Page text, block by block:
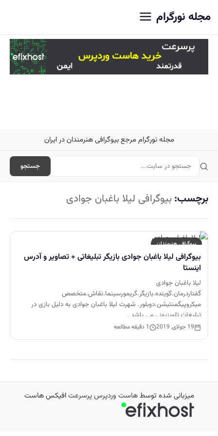
مجله نورگرام
مجله نورگرام مرجع بیوگرافی هنرمندان در ایران
جستجو
برچسب: بیوگرافی لیلا باغبان جوادی
بیوگرافی هنرمندان
بیوگرافی لیلا باغبان جوادی بازیگر تبلیغاتی + تصاویر و آدرس
اینستا
لیلا باغبان جوادی
گفتاردرمان.گوینده.بازیگر.گریمورسینما.نقاش.متخصص
میکروپیگمنتیشن.دوبلور. شهرت لیلا باغبان جوادی به دلیل بازی در
تبلیغات تلویزیونی می باشد .
19 جولای, 2019 1 دقیقه مطالعه
میزبانی شده توسطهاست وردپرس پرسرعتافیکس هاست